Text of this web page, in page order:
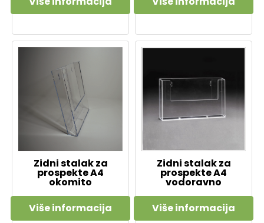
Zidni stalak za
prospekte A4
okomito
Više informacija
Zidni stalak za
prospekte A4
vodoravno
Više informacija